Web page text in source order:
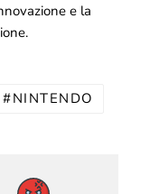
e la
NINTENDO